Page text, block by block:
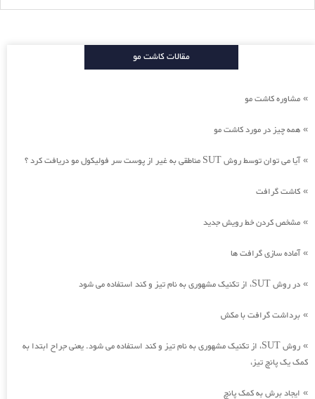
مقالات کاشت مو
» مشاوره کاشت مو
» همه چیز در مورد کاشت مو
»آیا می توان توسط روش SUT مناطقی به غیر از پوست سر فولیکول مو دریافت کرد ؟
» کاشت گرافت
» مشخص کردن خط رویش جدید
»آماده سازی گرافت ها
» در روش SUT، از تکنیک مشهوری به نام تیز و کند استفاده می شود
» برداشت گرافت با مکش
»
روش SUT، از تکنیک مشهوری به نام تیز و کند استفاده می شود. یعنی جراح ابتدا به
کمک یک پانچ تیز،
» ایجاد برش به کمک پانچ